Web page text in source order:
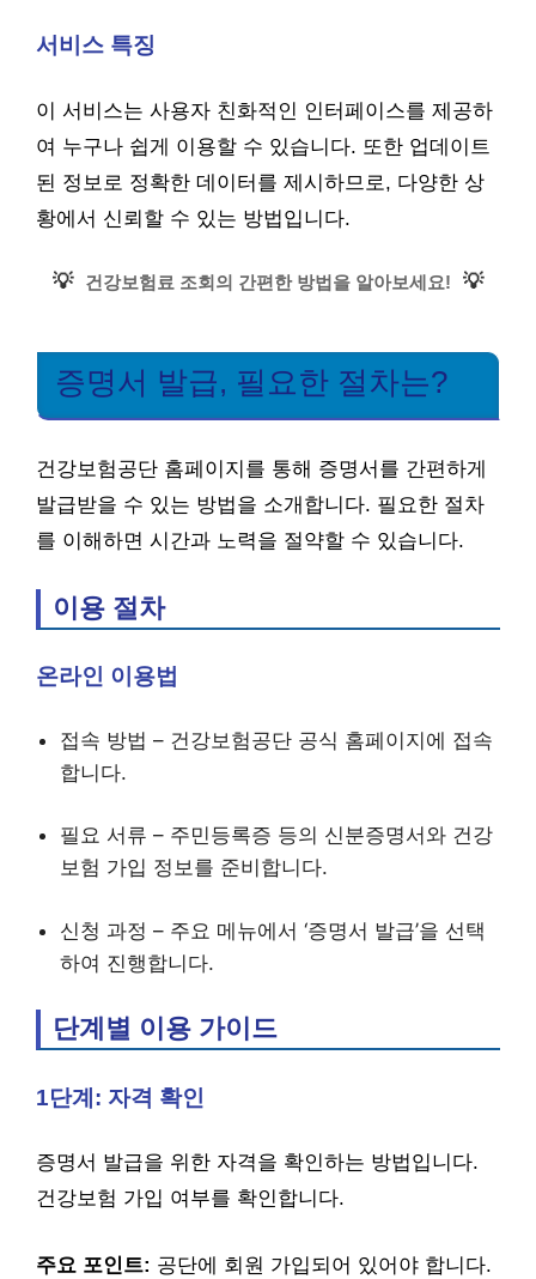
서비스 특징
이 서비스는 사용자 친화적인 인터페이스를 제공하
여 누구나 쉽게 이용할 수 있습니다. 또한 업데이트
된 정보로 정확한 데이터를 제시하므로, 다양한 상
황에서 신뢰할 수 있는 방법입니다.
💡 건강보험료 조회의 간편한 방법을 알아보세요! 💡
증명서 발급, 필요한 절차는?
건강보험공단 홈페이지를 통해 증명서를 간편하게
발급받을 수 있는 방법을 소개합니다. 필요한 절차
를 이해하면 시간과 노력을 절약할 수 있습니다.
이용 절차
온라인 이용법
접속 방법 – 건강보험공단 공식 홈페이지에 접속
합니다.
필요 서류 – 주민등록증 등의 신분증명서와 건강
보험 가입 정보를 준비합니다.
신청 과정 – 주요 메뉴에서 ‘증명서 발급’을 선택
하여 진행합니다.
단계별 이용 가이드
1단계: 자격 확인
증명서 발급을 위한 자격을 확인하는 방법입니다.
건강보험 가입 여부를 확인합니다.
주요 포인트: 공단에 회원 가입되어 있어야 합니다.